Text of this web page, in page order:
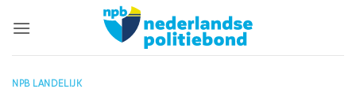
naar
NPB LANDELIJK